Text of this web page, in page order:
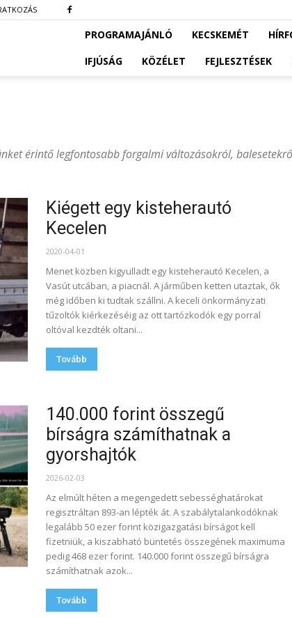
PROGRAMAJÁNLÓ KECSKEMÉT
IFJÚSÁG
KÖZÉLET FEJLESZTÉSEK
érintő legfontosabb forgalmi változásokról,
Kiégett egy kisteherautó
Kecelen
2020-04-01
Menet közben kigyulladt egy kisteherautó Kecelen, a
Vasút utcában, a piacnál. A járműben ketten utaztak, ők
még időben ki tudtak szállni. A keceli önkormányzati
tűzoltók kiérkezéséig az ott tartózkodók egy porral
oltóval kezdték oltani...
Tovább
140.000 forint összegű
bírságra számíthatnak a
gyorshajtók
2026-02-03
Az elmúlt héten a megengedett sebességhatárokat
regisztráltan 893-an lépték át. A szabálytalankodóknak
legalább 50 ezer forint közigazgatási bírságot kell
fizetniük, a kiszabható büntetés összegének maximuma
pedig 468 ezer forint. 140.000 forint összegű bírságra
számíthatnak azok...
Tovább